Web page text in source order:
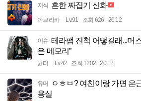
지식 흔한 짜집기 신화
아브라카 Lv.91 조회 626 20:12
이슈 테라팹 진척 어떻길래...머
은 메모리”
균터 Lv.42 조회 1202 20:12
유머
ㅇㅎㅂ? 여친이랑 가면 은
용실